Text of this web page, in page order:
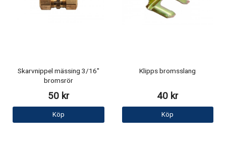
Skarvnippel mässing 3/16"
bromsrör
50 kr
Köp
Klipps bromsslang
40 kr
Köp